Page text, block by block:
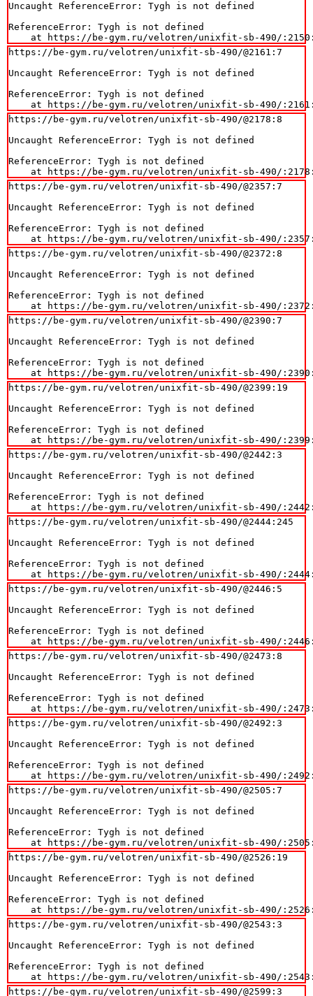
Uncaught ReferenceError: Tygh is not defined
ReferenceError: Tygh is not defined
at https://be-gym.ru/velotren/unixfit-sb-490/
https://be-gym.ru/velotren/unixfit-sb-490/@2161:7
Uncaught ReferenceError: Tygh is not defined
ReferenceError: Tygh is not defined
at https://be-gym.ru/velotren/unixfit-sb-490/
https://be-gym.ru/velotren/unixfit-sb-490/@2178:8
Uncaught ReferenceError: Tygh is not defined
ReferenceError: Tygh is not defined
at https://be-gym.ru/velotren/unixfit-sb-490/
https://be-gym.ru/velotren/unixfit-sb-490/@2357:7
Uncaught ReferenceError: Tygh is not defined
ReferenceError: Tygh is not defined
at https://be-gym.ru/velotren/unixfit-sb-490/
https://be-gym.ru/velotren/unixfit-sb-490/@2372:8
Uncaught ReferenceError: Tygh is not defined
ReferenceError: Tygh is not defined
at https://be-gym.ru/velotren/unixfit-sb-490/
https://be-gym.ru/velotren/unixfit-sb-490/@2390:7
Uncaught ReferenceError: Tygh is not defined
ReferenceError: Tygh is not defined
at https://be-gym.ru/velotren/unixfit-sb-490/
https://be-gym.ru/velotren/unixfit-sb-490/@2399:19
Uncaught ReferenceError: Tygh is not defined
ReferenceError: Tygh is not defined
at https://be-gym.ru/velotren/unixfit-sb-490/
https://be-gym.ru/velotren/unixfit-sb-490/@2442:3
Uncaught ReferenceError: Tygh is not defined
ReferenceError: Tygh is not defined
at https://be-gym.ru/velotren/unixfit-sb-490/
https://be-gym.ru/velotren/unixfit-sb-490/@2444:245
Uncaught ReferenceError: Tygh is not defined
ReferenceError: Tygh is not defined
at https://be-gym.ru/velotren/unixfit-sb-490/
https://be-gym.ru/velotren/unixfit-sb-490/@2446:5
Uncaught ReferenceError: Tygh is not defined
ReferenceError: Tygh is not defined
at https://be-gym.ru/velotren/unixfit-sb-490/
https://be-gym.ru/velotren/unixfit-sb-490/@2473:8
Uncaught ReferenceError: Tygh is not defined
ReferenceError: Tygh is not defined
at https://be-gym.ru/velotren/unixfit-sb-490/
https://be-gym.ru/velotren/unixfit-sb-490/@2492:3
Uncaught ReferenceError: Tygh is not defined
ReferenceError: Tygh is not defined
at https://be-gym.ru/velotren/unixfit-sb-490/
https://be-gym.ru/velotren/unixfit-sb-490/@2505:7
Uncaught ReferenceError: Tygh is not defined
ReferenceError: Tygh is not defined
at https://be-gym.ru/velotren/unixfit-sb-490/
https://be-gym.ru/velotren/unixfit-sb-490/@2526:19
Uncaught ReferenceError: Tygh is not defined
ReferenceError: Tygh is not defined
at https://be-gym.ru/velotren/unixfit-sb-490/
https://be-gym.ru/velotren/unixfit-sb-490/@2543:3
Uncaught ReferenceError: Tygh is not defined
ReferenceError: Tygh is not defined
at https://be-gym.ru/velotren/unixfit-sb-490/
https://be-gym.ru/velotren/unixfit-sb-490/@2599:3